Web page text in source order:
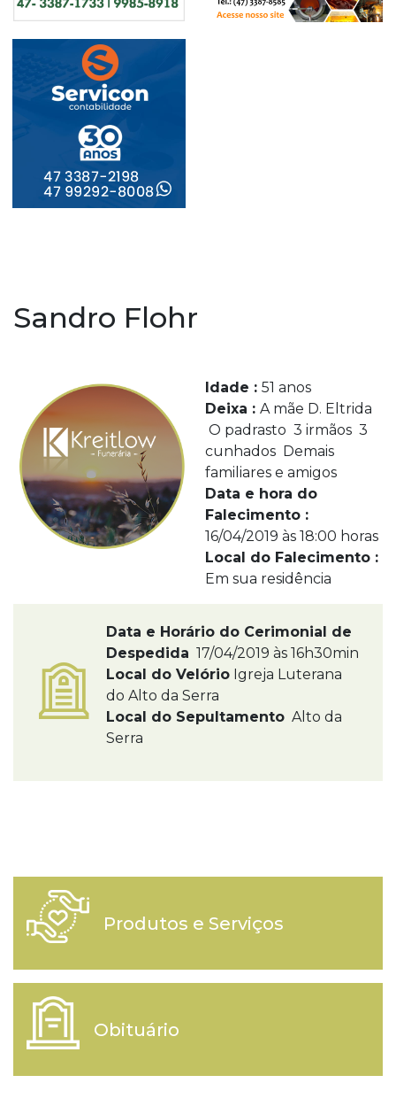
Sandro Flohr
Idade : 51 anos
Deixa : A mãe D. Eltrida
O padrasto 3 irmãos 3
cunhados Demais
familiares e amigos
Data e hora do
Falecimento :
16/04/2019 às 18:00 horas
Local do Falecimento :
Em sua residência
Data e Horário do Cerimonial de
Despedida 17/04/2019 às 16h30min
Local do Velório Igreja Luterana
do Alto da Serra
Local do Sepultamento Alto da
Serra
Produtos e Serviços
Obituário